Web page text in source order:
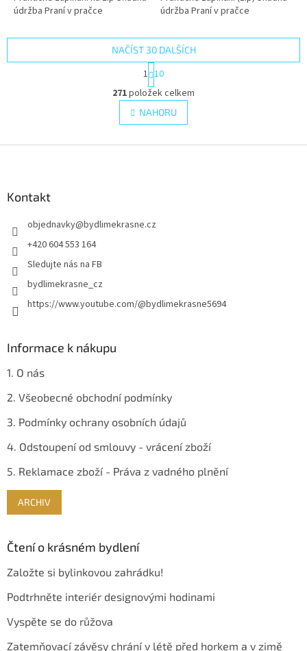
údržba Praní v pračce
údržba Praní v pračce
O
v
l
á
k
s
NAČÍST 30 DALŠÍCH
S
t
r
á
n
k
v
1 10
271položek celkem
NAHORU
Kontakt
objednavky@bydlimekrasne.cz
+420 604 553 164
Sledujte nás na FB
bydlimekrasne_cz
https://www.youtube.com/@bydlimekrasne5694
Informace k nákupu
1. O nás
2. Všeobecné obchodní podmínky
3. Podmínky ochrany osobních údajů
4. Odstoupení od smlouvy - vrácení zboží
5. Reklamace zboží - Práva z vadného plnění
ARCHIV
Čtení o krásném bydlení
Založte si bylinkovou zahrádku!
Podtrhněte interiér designovými hodinami
Vyspěte se do růžova
Zatemňovací závěsy chrání v létě před horkem a v zimě